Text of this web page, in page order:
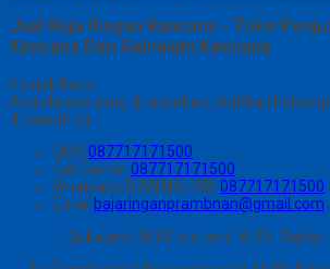
Jual Baja Ringan Kancana - Toko
Kencana Dan Galvalum Kencana
Kontak Kami
Apabila ada yang ditanyakan, silahkan
di bawah ini.
SMS 087717171500
Call Center 087717171500
Whatsapp DIAN NAHARI 087717171500
Email bajaringanprambnan@gmail.com
Buka jam 08.00 s/d jam 16.00 ,